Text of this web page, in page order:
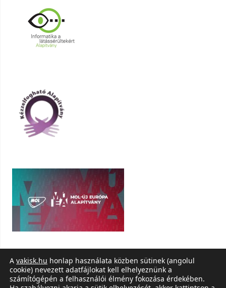
A vakisk.hu honlap használata közben sütinek (angolul
cookie) nevezett adatfájlokat kell elhelyeznünk a
számítógépén a felhasználói élmény fokozása érdekében.